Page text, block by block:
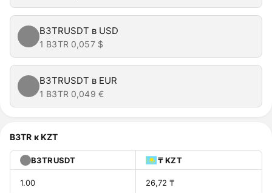
B3TRUSDT в USD
1 B3TR 0,057 $
B3TRUSDT в EUR
1 B3TR 0,049 €
B3TR к KZT
B3TRUSDT ₸ KZT
1.00 26,72 ₸